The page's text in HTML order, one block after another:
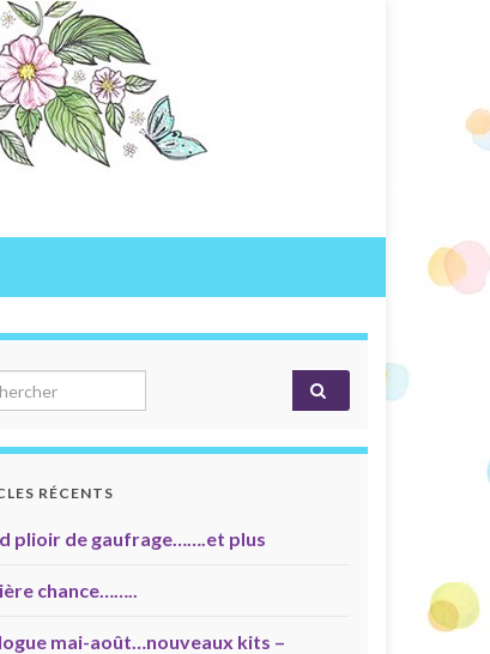
for:
RÉCENTS
plioir de gaufrage…….et plus
chance……..
mai-août…nouveaux kits –